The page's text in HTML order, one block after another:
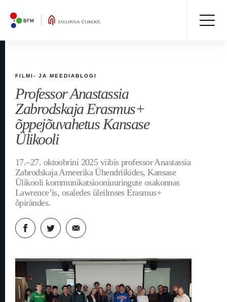
FILMI- JA MEEDIABLOGI
Professor Anastassia
Zabrodskaja Erasmus+
õppejõuvahetus Kansase
Ülikooli
17.–27. oktoobrini 2025 viibis professor Anastassia
Zabrodskaja Ameerika Ühendriikides, Kansase
Ülikooli kommunikatsiooniuuringute osakonnas
Lawrence’is, osaledes üleilmses Erasmus+
õpirändes.